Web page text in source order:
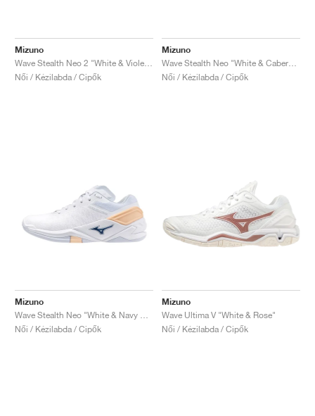
Mizuno
Női / Kézilabda / Cipők
Mizuno
Női / Kézilabda / Cipők
Mizuno
Női / Kézilabda / Cipők
Mizuno
Wave Ultima V "White & Rose"
Női / Kézilabda / Cipők